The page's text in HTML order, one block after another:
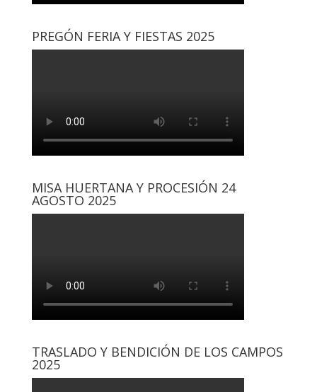
PREGÓN FERIA Y FIESTAS 2025
MISA HUERTANA Y PROCESIÓN 24
AGOSTO 2025
TRASLADO Y BENDICIÓN DE LOS CAMPOS
2025